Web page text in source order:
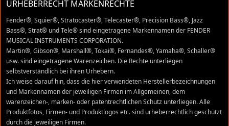
URHEBERRECHT MARKENRECHTE
Fender®, Squier®, Stratocaster®, Telecaster®, Precision Bass®, Jazz
Bass®, Strat® und Tele® sind eingetragene Markennamen der FENDER
MUSICAL INSTRUMENTS CORPORATION.
Martin®, Gibson®, Marshall®, Tokai®, Fernandes®, Yamaha®, Schaller®
usw. sind eingetragene Warenzeichen. Die Rechte unterliegen
selbstverständlich bei ihren Urhebern.
Ich weise darauf hin, dass die hier verwendeten Herstellerbezeichnungen
und Markennamen der jeweiligen Firmen im Allgemeinen, dem
warenzeichen-, marken- oder patentrechtlichen Schutz unterliegen. Alle
Produktfotos, Firmen- und Produktlogos etc. sind urheberrechtlich geschützt
durch die jeweiligen Firmen.